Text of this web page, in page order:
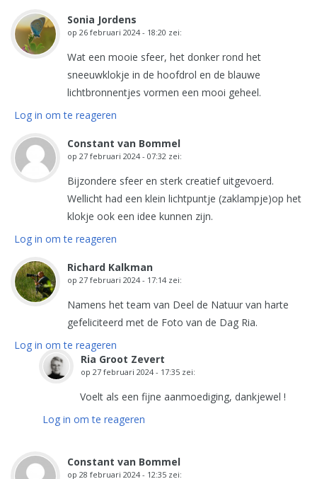
Sonia Jordens
op 26 februari 2024 - 18:20 zei:
Wat een mooie sfeer, het donker rond het
sneeuwklokje in de hoofdrol en de blauwe
lichtbronnentjes vormen een mooi geheel.
Log in om te reageren
Constant van Bommel
op 27 februari 2024 - 07:32 zei:
Bijzondere sfeer en sterk creatief uitgevoerd.
Wellicht had een klein lichtpuntje (zaklampje)op het
klokje ook een idee kunnen zijn.
Log in om te reageren
Richard Kalkman
op 27 februari 2024 - 17:14 zei:
Namens het team van Deel de Natuur van harte
gefeliciteerd met de Foto van de Dag Ria.
Log in om te reageren
Ria Groot Zevert
op 27 februari 2024 - 17:35 zei:
Voelt als een fijne aanmoediging, dankjewel !
Log in om te reageren
Constant van Bommel
op 28 februari 2024 - 12:35 zei: